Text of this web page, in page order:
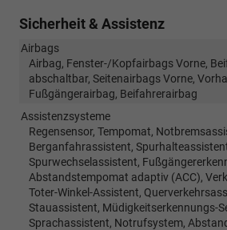
Sicherheit & Assistenz
Airbags
Airbag, Fenster-/Kopfairbags Vorne,
abschaltbar, Seitenairbags Vorne,
Fußgängerairbag, Beifahrerairbag
Assistenzsysteme
Regensensor, Tempomat,
Berganfahrassistent,
Spurwechselassistent,
Abstandstempomat adaptiv (ACC),
Toter-Winkel-Assistent,
Stauassistent, Müdigkeitserkennungs-
Sprachassistent, Notrufsystem,